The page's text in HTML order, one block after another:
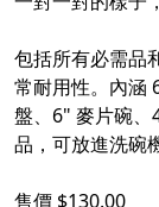
包括所有必需品
常耐用性。內涵
盤、6" 麥片碗
品，可放進洗碗
售價 $130.00